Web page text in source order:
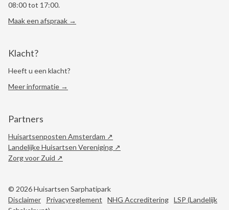
08:00 tot 17:00.
Maak een afspraak →
Klacht?
Heeft u een klacht?
Meer informatie →
Partners
Huisartsenposten Amsterdam
Landelijke Huisartsen Vereniging
Zorg voor Zuid
© 2026 Huisartsen Sarphatipark
Disclaimer
Privacyreglement NHG Accreditering LSP (Landelijk